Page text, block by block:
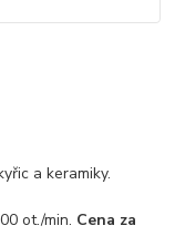
a keramiky.
ot./min. Cena za